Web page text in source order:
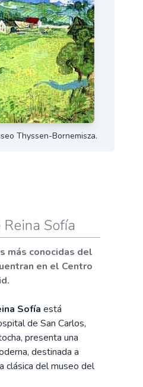
Thyssen-Bornemisza.
Sofía
más conocidas del
en el Centro
Sofía está
de San Carlos,
presenta una
destinada a
clásica del museo del